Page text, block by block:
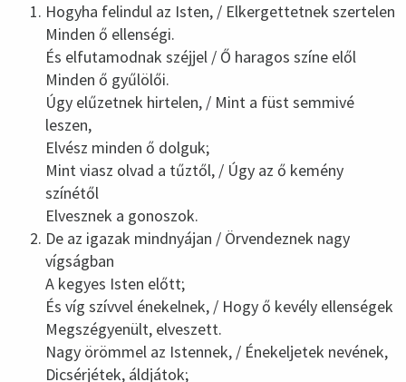
Hogyha felindul az Isten, / Elkergettetnek szertelen
Minden ő ellenségi.
És elfutamodnak széjjel / Ő haragos színe elől
Minden ő gyűlölői.
Úgy elűzetnek hirtelen, / Mint a füst semmivé
leszen,
Elvész minden ő dolguk;
Mint viasz olvad a tűztől, / Úgy az ő kemény
színétől
Elvesznek a gonoszok.
De az igazak mindnyájan / Örvendeznek nagy
vígságban
A kegyes Isten előtt;
És víg szívvel énekelnek, / Hogy ő kevély ellenségek
Megszégyenült, elveszett.
Nagy örömmel az Istennek, / Énekeljetek nevének,
Dicsérjétek, áldjátok;